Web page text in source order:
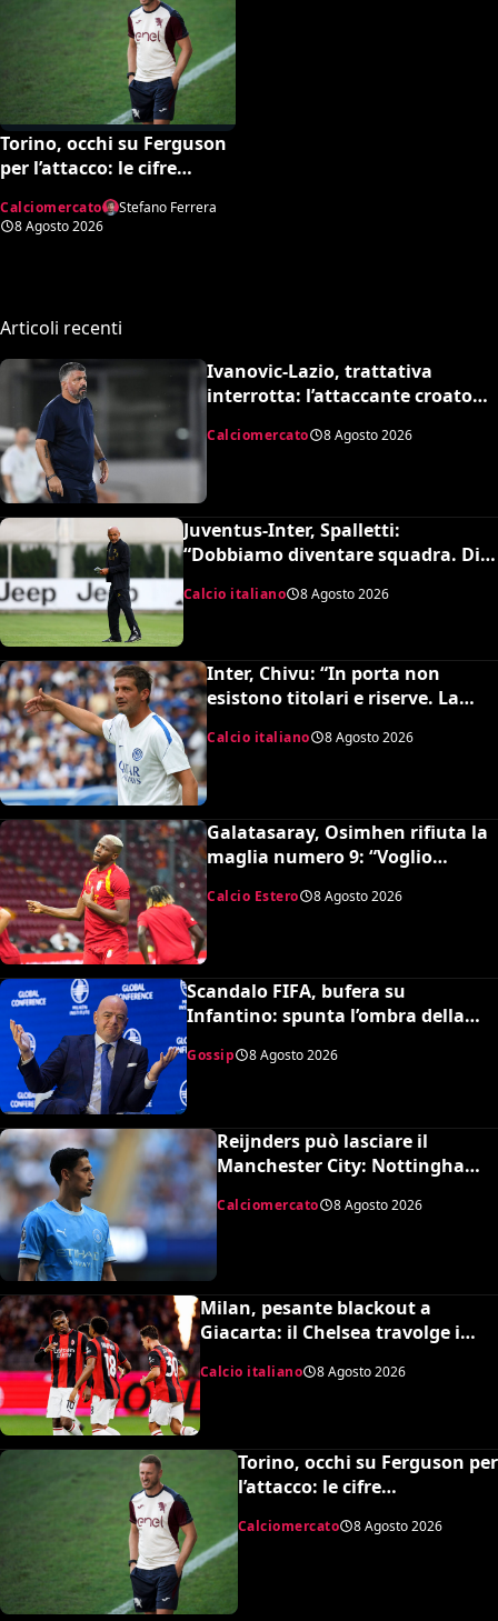
Torino, occhi su Ferguson
per l’attacco: le cifre
Calciomercato
Stefano Ferrera
8 Agosto 2026
Articoli recenti
Ivanovic-Lazio, trattativa
interrotta: l’attaccante croato
Calciomercato 8 Agosto 2026
Juventus-Inter, Spalletti:
“Dobbiamo diventare squadra. Di
Gregorio? Cose che possono
capitare”
Calcio italiano 8 Agosto 2026
Inter, Chivu: “In porta non
esistono titolari e riserve. La
Calcio italiano 8 Agosto 2026
Galatasaray, Osimhen rifiuta la
maglia numero 9: “Voglio
Calcio Estero 8 Agosto 2026
Scandalo FIFA, bufera su
Infantino: spunta l’ombra della
UEFA
Gossip 8 Agosto 2026
Reijnders può lasciare il
Manchester City: Nottingham
Calciomercato 8 Agosto 2026
Milan, pesante blackout a
Giacarta: il Chelsea travolge i
rossoneri 3-0 in amichevole
Calcio italiano 8 Agosto 2026
Torino, occhi su Ferguson per
l’attacco: le cifre
Calciomercato 8 Agosto 2026